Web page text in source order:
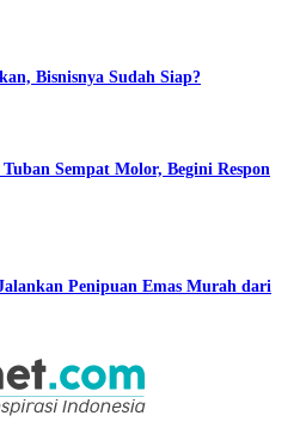
Bisnisnya Sudah Siap?
Sempat Molor, Begini Respon
Penipuan Emas Murah dari